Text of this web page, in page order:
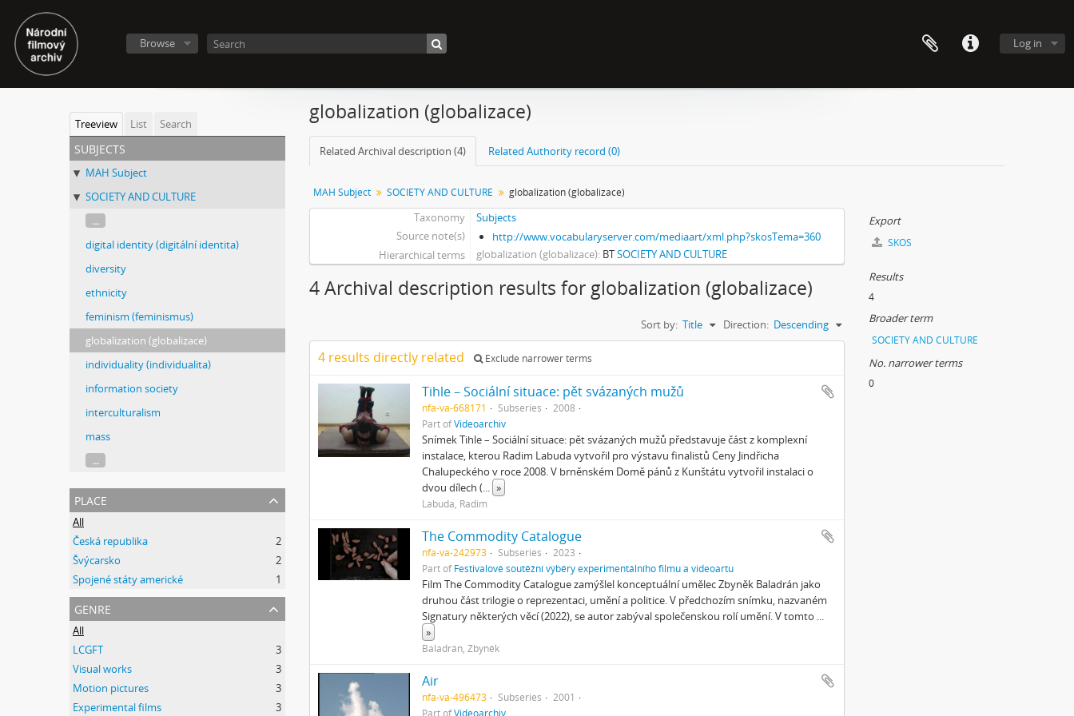
Log in
Browse
Treeview List Search
subjects
MAH Subject
SOCIETY AND CULTURE
...
digital identity (digitální identita)
diversity
ethnicity
feminism (feminismus)
globalization (globalizace)
individuality (individualita)
information society
interculturalism
mass
...
place
All
Česká republika
2
Švýcarsko
2
Spojené státy americké
1
genre
All
LCGFT
3
Visual works
3
Motion pictures
3
Experimental films
3
globalization (globalizace)
Related Archival description (4) Related Authority record (0)
MAH Subject SOCIETY AND CULTURE globalization (globalizace)
Taxonomy
Subjects
Source note(s)
http://www.vocabularyserver.com/mediaart/xml.php?skosTema=360
Hierarchical terms
globalization (globalizace) BTSOCIETY AND CULTURE
4 Archival description results for globalization (globalizace)
Sort by: Title Direction: Descending
4 results directly related Exclude narrower terms
Tihle – Sociální situace: pět svázaných mužů
nfa-va-668171 Subseries
2008
Part ofVideoarchiv
Snímek Tihle – Sociální situace: pět svázaných mužů představuje část z komplexní
instalace, kterou Radim Labuda vytvořil pro výstavu finalistů Ceny Jindřicha
Chalupeckého v roce 2008. V brněnském Domě pánů z Kunštátu vytvořil instalaci o
dvou dílech (... »
Labuda, Radim
The Commodity Catalogue
nfa-va-242973 Subseries
2023
Part ofFestivalové soutěžní výběry experimentálního filmu a videoartu
Film The Commodity Catalogue zamýšlel konceptuální umělec Zbyněk Baladrán jako
druhou část trilogie o reprezentaci, umění a politice. V předchozím snímku, nazvaném
Signatury některých věcí (2022), se autor zabýval společenskou rolí umění. V tomto ...
»
Baladrán, Zbyněk
Air
nfa-va-496473 Subseries
2001
Part ofVideoarchiv
Export
SKOS
Results
4
Broader term
SOCIETY AND CULTURE
No. narrower terms
0